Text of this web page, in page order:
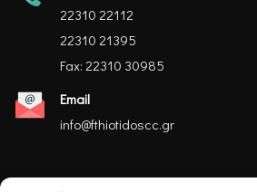
22310 22112
22310 21395
Fax: 22310 30985
Email
info@fthiotidoscc.gr